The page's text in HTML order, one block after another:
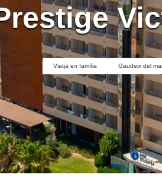
Viatja en família Gaudeix del